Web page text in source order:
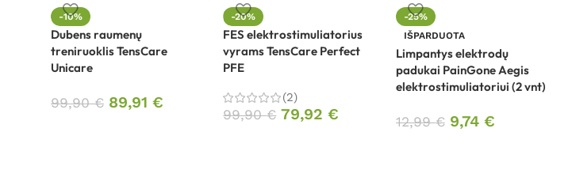
-10%
Dubens raumenų
treniruoklis TensCare
Unicare
99,90€ 89,91 €
-20%
FES elektrostimuliatorius
vyrams TensCare Perfect
PFE
(2)
99,90€ 79,92€
-25%
IŠPARDUOTA
Limpantys elektrodų
padukai PainGone Aegis
elektrostimuliatoriui (2 vnt)
12,99€ 9,74 €